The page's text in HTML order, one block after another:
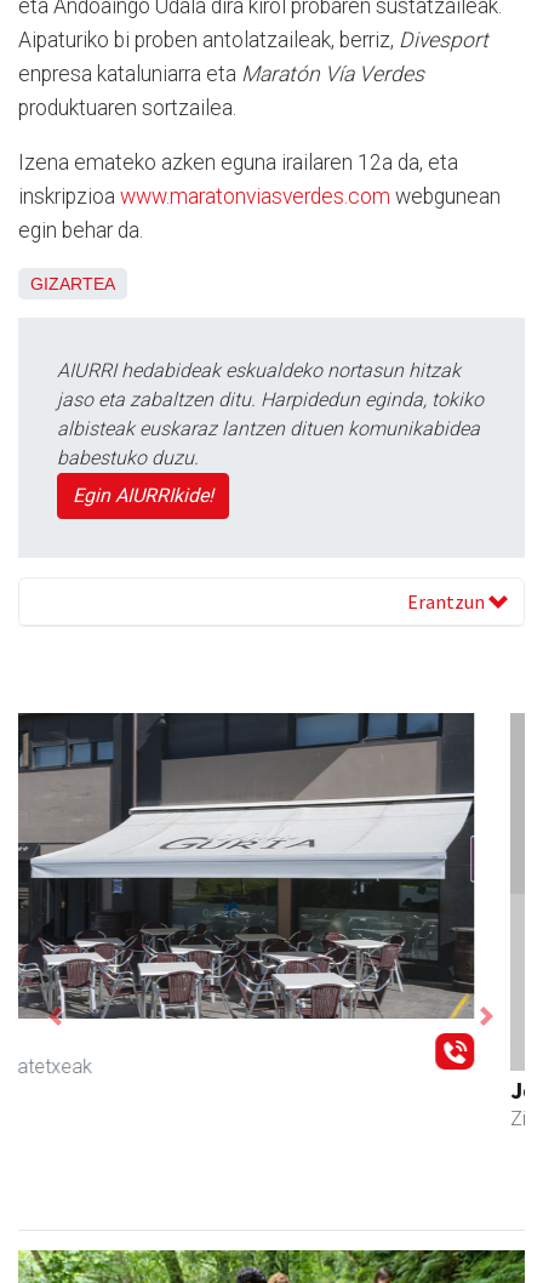
eta Andoaingo Udala dira kirol probaren sustatzaileak.
Aipaturiko bi proben antolatzaileak, berriz, Divesport
enpresa kataluniarra eta Maratón Vía Verdes
produktuaren sortzailea.
Izena emateko azken eguna irailaren 12a da, eta
inskripzioa www.maratonviasverdes.com webgunean
egin behar da.
GIZARTEA
AIURRI hedabideak eskualdeko nortasun hitzak
jaso eta zabaltzen ditu. Harpidedun eginda, tokiko
albisteak euskaraz lantzen dituen komunikabidea
babestuko duzu.
Egin AIURRIkide!
Erantzun
Previous Next